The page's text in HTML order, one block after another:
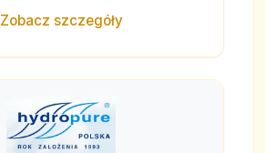
Zobacz szczegóły